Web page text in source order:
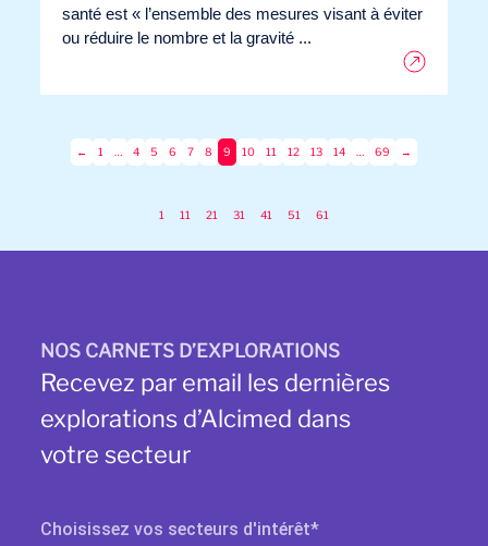
santé est « l’ensemble des mesures visant à éviter
ou réduire le nombre et la gravité ...
← 1 … 4 5 6 7 8 9 10 11 12 13 14 … 69 →
1 11 21 31 41 51 61
NOS CARNETS D’EXPLORATIONS
Recevez par email les dernières
explorations d’Alcimed dans
votre secteur
Choisissez vos secteurs d'intérêt